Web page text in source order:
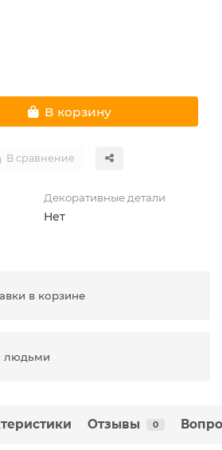
В корзину
В сравнение
Декоративные детали
Нет
в корзине
людьми
Отзывы 0